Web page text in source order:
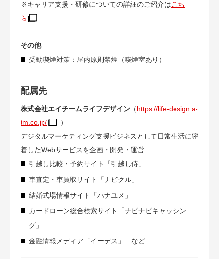
※キャリア支援・研修についての詳細のご紹介はこち
ら
その他
受動喫煙対策：屋内原則禁煙（喫煙室あり）
配属先
株式会社エイチームライフデザイン （https://life-design.a-
tm.co.jp/
）
デジタルマーケティング支援ビジネスとして日常生活に密
着したWebサービスを企画・開発・運営
引越し比較・予約サイト「引越し侍」
車査定・車買取サイト「ナビクル」
結婚式場情報サイト「ハナユメ」
カードローン総合検索サイト「ナビナビキャッシン
グ」
金融情報メディア「イーデス」 など